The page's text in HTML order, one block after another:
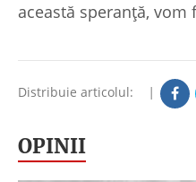
această speranţă,
Distribuie articolul: |
OPINII